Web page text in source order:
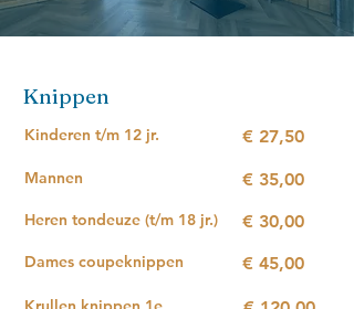
Knippen
Kinderen t/m 12 jr. € 27,50
Mannen € 35,00
Heren tondeuze (t/m 18 jr.) € 30,00
Dames coupeknippen € 45,00